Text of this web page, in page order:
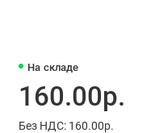
На складе
160.00р.
Без НДС: 160.00р.